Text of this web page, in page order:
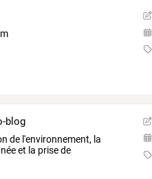
blog
de l'environnement, la
et la prisede